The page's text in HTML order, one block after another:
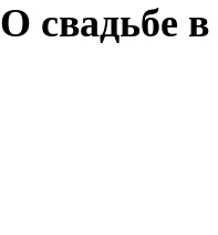
О свадьбе